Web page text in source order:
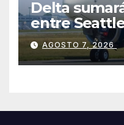
Delta
entre
desde
AGOSTO 7, 2026